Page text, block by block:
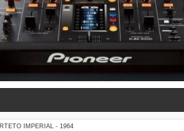
IMPERIAL - 1964